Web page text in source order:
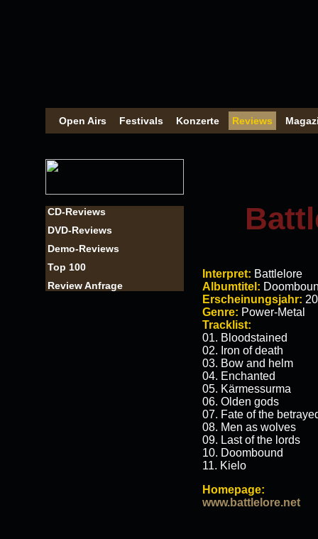
Open Airs Festivals Konzerte Reviews
CD-Reviews
DVD-Reviews
Demo-Reviews
Top 100
Review Anfrage
Interpret: Battlelore
Albumtitel:
Erscheinungsjahr:
Genre: Power-Metal
Tracklist:
01. Bloodstained
02. Iron of death
03. Bow and helm
04. Enchanted
05. Kärmessurma
06. Olden gods
07. Fate of the
08. Men as wolves
09. Last of the lords
10. Doombound
11. Kielo
Homepage:
www.battlelore.net